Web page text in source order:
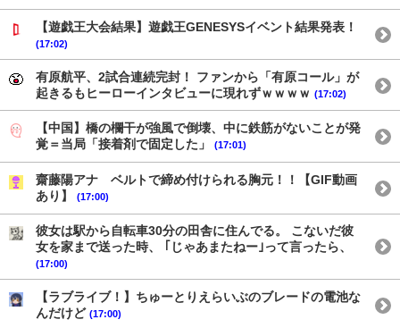
【遊戯王大会結果】遊戯王GENESYSイベント結果発表！
(17:02)
有原航平、2試合連続完封！ ファンから「有原コール」が
起きるもヒーローインタビューに現れずｗｗｗｗ (17:02)
【中国】橋の欄干が強風で倒壊、中に鉄筋がないことが発
覚＝当局「接着剤で固定した」
(17:01)
齋藤陽アナ ベルトで締め付けられる胸元！！【GIF動画
あり】
(17:00)
彼女は駅から自転車30分の田舎に住んでる。 こないだ彼
女を家まで送った時、 ｢じゃあまたねー｣って言ったら、
(17:00)
【ラブライブ！】ちゅーとりえらいぶのブレードの電池な
んだけど (17:00)